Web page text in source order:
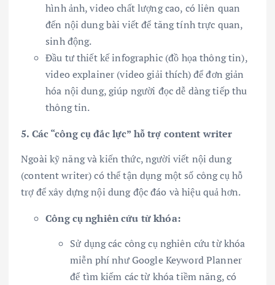
hình ảnh, video chất lượng cao, có liên quan
đến nội dung bài viết để tăng tính trực quan,
sinh động.
Đầu tư thiết kế infographic (đồ họa thông tin),
video explainer (video giải thích) để đơn giản
hóa nội dung, giúp người đọc dễ dàng tiếp thu
thông tin.
5. Các “công cụ đắc lực” hỗ trợ content writer
Ngoài kỹ năng và kiến thức, người viết nội dung
(content writer) có thể tận dụng một số công cụ hỗ
trợ để xây dựng nội dung độc đáo và hiệu quả hơn.
Công cụ nghiên cứu từ khóa:
Sử dụng các công cụ nghiên cứu từ khóa
miễn phí như Google Keyword Planner
để tìm kiếm các từ khóa tiềm năng, có